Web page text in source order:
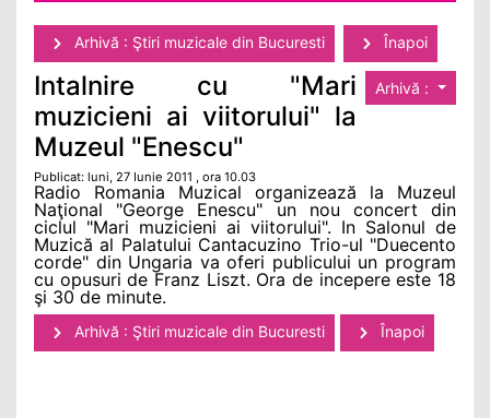
Arhivă : Ştiri muzicale din Bucuresti Înapoi
Arhivă :
Intalnire cu "Mari
muzicieni ai viitorului" la
Muzeul "Enescu"
Publicat: luni, 27 Iunie 2011 , ora 10.03
Radio Romania Muzical organizează la Muzeul
Naţional "George Enescu" un nou concert din
ciclul "Mari muzicieni ai viitorului". In Salonul de
Muzică al Palatului Cantacuzino Trio-ul "Duecento
corde" din Ungaria va oferi publicului un program
cu opusuri de Franz Liszt. Ora de incepere este 18
şi 30 de minute.
Arhivă : Ştiri muzicale din Bucuresti Înapoi